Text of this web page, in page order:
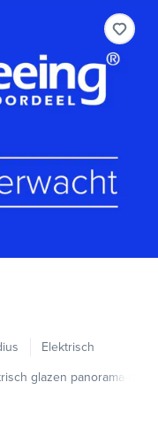
Elektrisch
glazen panorama-dak